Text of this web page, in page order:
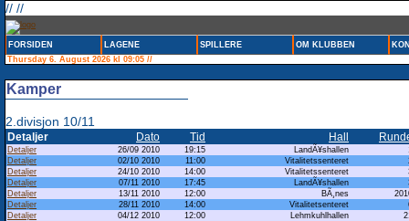
// //
FORSIDEN LAGENE SPILLERE OM KLUBBEN
Thursday 6. August 2026 kl 09:05 //
Kamper
2.divisjon 10/11
Detaljer Dato Tid Hall
Detaljer 26/09 2010 19:15 LandÃ¥shallen
Detaljer
02/10 2010 11:00 Vitalitetssenteret
Detaljer
24/10 2010 14:00 Vitalitetssenteret
Detaljer
07/11 2010 17:45 LandÃ¥shallen
Detaljer
13/11 2010 12:00 BÃ¸nes
Detaljer
28/11 2010 14:00 Vitalitetsenteret
Detaljer
04/12 2010 12:00 Lehmkuhlhallen